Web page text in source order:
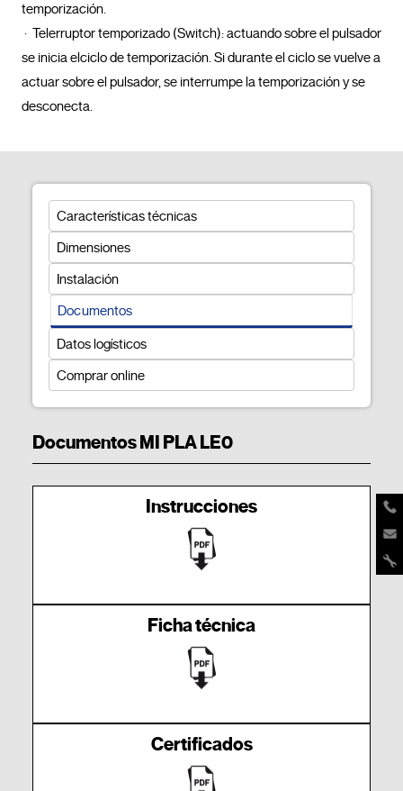
temporización.
se inicia elciclo de temporización. Si durante el ciclo se vuelve a
actuar sobre el pulsador, se interrumpe la temporización y se
Características técnicas
Dimensiones
Instalación
Documentos
Datos logísticos
Comprar online
Documentos MI PLA LE0
Instrucciones
Ficha técnica
Certificados